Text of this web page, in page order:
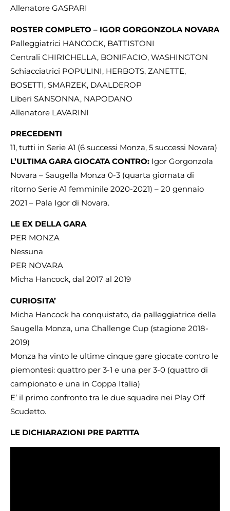
Allenatore GASPARI
ROSTER COMPLETO – IGOR GORGONZOLA NOVARA
Palleggiatrici HANCOCK, BATTISTONI
Centrali CHIRICHELLA, BONIFACIO, WASHINGTON
Schiacciatrici POPULINI, HERBOTS, ZANETTE,
BOSETTI, SMARZEK, DAALDEROP
Liberi SANSONNA, NAPODANO
Allenatore LAVARINI
PRECEDENTI
11, tutti in Serie A1 (6 successi Monza, 5 successi Novara)
L’ULTIMA GARA GIOCATA CONTRO: Igor Gorgonzola
Novara – Saugella Monza 0-3 (quarta giornata di
ritorno Serie A1 femminile 2020-2021) – 20 gennaio
2021 – Pala Igor di Novara.
LE EX DELLA GARA
PER MONZA
Nessuna
PER NOVARA
Micha Hancock, dal 2017 al 2019
CURIOSITA’
Micha Hancock ha conquistato, da palleggiatrice della
Saugella Monza, una Challenge Cup (stagione 2018-
2019)
Monza ha vinto le ultime cinque gare giocate contro le
piemontesi: quattro per 3-1 e una per 3-0 (quattro di
campionato e una in Coppa Italia)
E’ il primo confronto tra le due squadre nei Play Off
Scudetto.
LE DICHIARAZIONI PRE PARTITA